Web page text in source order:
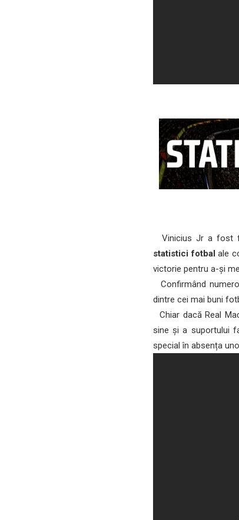
Vinicius Jr a fost
statistici fotbal ale
victorie pentru a-și
Confirmând
dintre cei mai buni
Chiar dacă Real
sine și a suportului
special în absența